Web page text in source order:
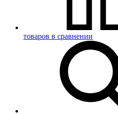
товаров в сравнении